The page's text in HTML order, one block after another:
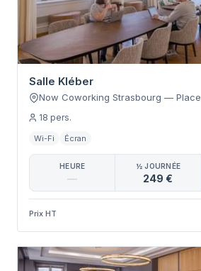
Salle Kléber
Now Coworking Strasbourg —
18 pers.
Wi-Fi Écran
HEURE
—
½ JOURNÉE
249 €
Prix HT